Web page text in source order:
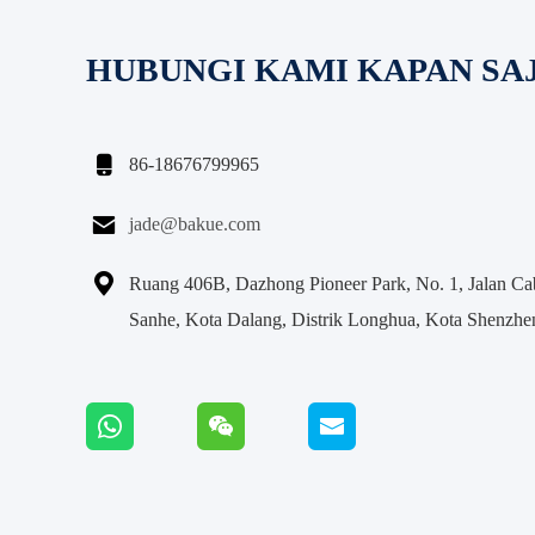
HUBUNGI KAMI KAPAN
 86-18676799965
 jade@bakue.com

Ruang 406B, Dazhong Pioneer Park, No. 1, Jalan
Sanhe, Kota Dalang, Distrik Longhua, Kota